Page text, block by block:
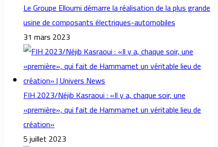
Le Groupe Elloumi démarre la réalisation de la plus grande
usine de composants électriques-automobiles
31 mars 2023
FIH 2023/Néjib Kasraoui : «Il y a, chaque soir, une
«première», qui fait de Hammamet un véritable lieu de
création»
5 juillet 2023